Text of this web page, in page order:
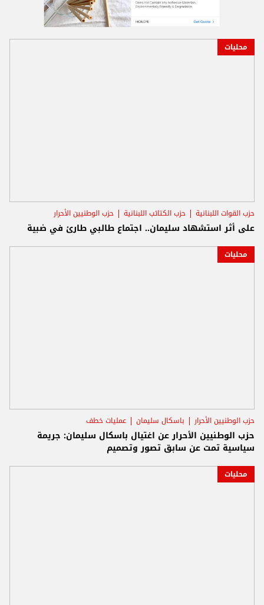
محليات
حزب القوات اللبنانية حزب الكتائب اللبنانية حزب الوطنيين الأحرار
على أثر استشهاد سليمان.. اجتماع طالبي طارئ في ضبية
محليات
حزب الوطنيين الأحرار باسكال سليمان عمليات خطف
حزب الوطنيين الأحرار عن اغتيال باسكال سليمان: جريمة
سياسية تمت عن سابق تصور وتصميم
محليات